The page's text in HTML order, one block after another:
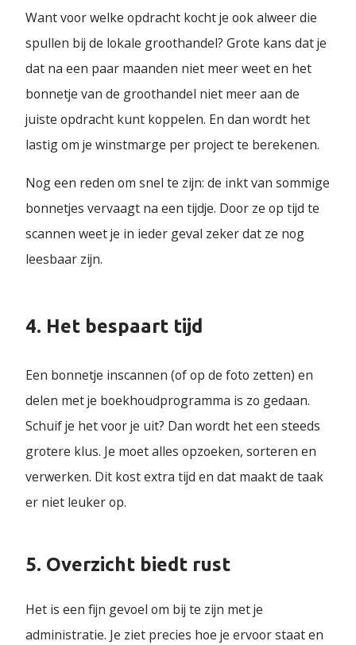
Want voor welke opdracht kocht je ook alweer die
spullen bij de lokale groothandel? Grote kans dat je
dat na een paar maanden niet meer weet en het
bonnetje van de groothandel niet meer aan de
juiste opdracht kunt koppelen. En dan wordt het
lastig om je winstmarge per project te berekenen.
Nog een reden om snel te zijn: de inkt van sommige
bonnetjes vervaagt na een tijdje. Door ze op tijd te
scannen weet je in ieder geval zeker dat ze nog
leesbaar zijn.
4. Het bespaart tijd
Een bonnetje inscannen (of op de foto zetten) en
delen met je boekhoudprogramma is zo gedaan.
Schuif je het voor je uit? Dan wordt het een steeds
grotere klus. Je moet alles opzoeken, sorteren en
verwerken. Dit kost extra tijd en dat maakt de taak
er niet leuker op.
5. Overzicht biedt rust
Het is een fijn gevoel om bij te zijn met je
administratie. Je ziet precies hoe je ervoor staat en